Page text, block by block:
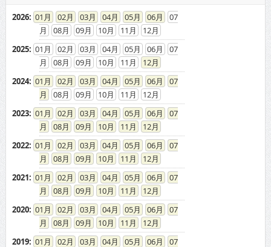
2026: 01 02 03 04 05 06
07
08
09 10 11
12
2025: 01 02 03 04 05 06
07
08
09 10 11
12
2024: 01 02 03 04 05 06
07
08
09 10 11
12
2023: 01 02 03 04 05 06
07
08
09 10 11
12
2022: 01 02 03 04 05 06
07
08
09 10 11
12
2021: 01 02 03 04 05 06
07
08
09 10 11
12
2020: 01 02 03 04 05 06
07
08
09 10 11
12
2019: 01 02 03 04 05 06
07